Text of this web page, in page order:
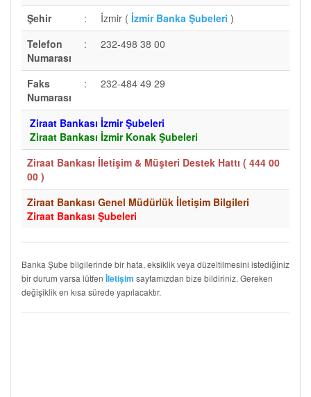
Şehir
: İzmir ( İzmir Banka Şubeleri )
Telefon
Numarası
: 232-498 38 00
Faks
Numarası
: 232-484 49 29
Ziraat Bankası İzmir Şubeleri
Ziraat Bankası İzmir Konak Şubeleri
Ziraat Bankası İletişim & Müşteri Destek Hattı ( 444 00
00 )
Ziraat Bankası Genel Müdürlük İletişim Bilgileri
Ziraat Bankası Şubeleri
Banka Şube bilgilerinde bir hata, eksiklik veya düzeltilmesini istediğiniz
bir durum varsa lütfen İletişim sayfamızdan bize bildiriniz. Gereken
değişiklik en kısa sürede yapılacaktır.